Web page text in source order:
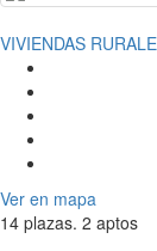
VIVIENDAS
Ver en mapa
14 plazas. 2 aptos